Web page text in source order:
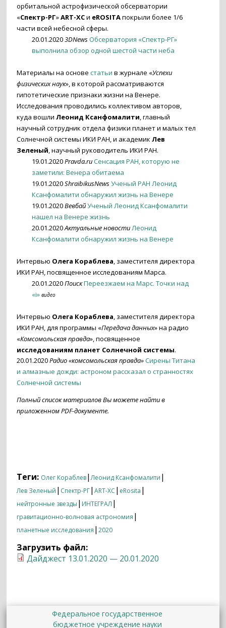
орбитальной астрофизической обсерватории
«Спектр-РГ»ART-XCи eROSITAпокрыли более 1/6
части всей небесной сферы.
20.01.20203DNewsОбсерватория «Спектр-РГ»
выполнила обзор одной шестой части неба
Материалы на основестатьи в журнале «Успехи
физических наук», в которой рассматриваются
гипотетические признаки жизни на Венере.
Исследования проводились коллективом авторов,
куда вошлиЛеонид Ксанфомалити, главный
научный сотрудник отдела физики планет и малых тел
Солнечной системы ИКИ РАН, и академикЛев
Зеленый, научный руководитель ИКИ РАН.
19.01.2020Pravda.ruСенсация РАН, которую не
заметили: Венера обитаема
19.01.2020ShraibikusNewsУченый РАН Леонид
Ксанфомалити обнаружил жизнь на Венере
19.01.2020ВевбайУченый Леонид Ксанфомалити
нашел на Венере жизнь
20.01.2020Актуальные новостиЛеонид
Ксанфомалити обнаружил жизнь на Венере
Интервью Олега Кораблева, заместителя директора
ИКИ РАН, посвященное исследованиям Марса.
20.01.2020ПоискПереезжаем на Марс. Точки над
«i» видео
Интервью Олега Кораблева, заместителя директора
ИКИ РАН, для программы «Передача данных» на радио
«Комсомольская правда», посвященное
исследованиям планет Солнечной системы.
20.01.2020Радио «комсомольская правда»Сирены Титана
и алмазные дожди: астроном рассказал о странностях
Солнечной системы
Полный список материалов Вы можете найти в
приложенном PDF-документе.
Теги: Олег Кораблев|Леонид Ксанфомалити |
Лев Зеленый | Спектр-РГ|ART-XC | eRosita |
нейтронные звезды | ИНТЕГРАЛ |
гравитационно-волновая астрономия |
планетные исследования |2020
Загрузить файл:
Дайджест 13.01.2020 — 20.01.2020
Федеральное государственное
бюджетное учреждение науки